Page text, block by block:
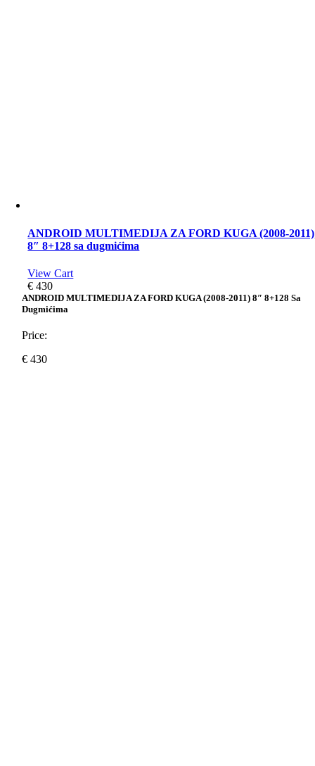
ANDROID MULTIMEDIJA ZA FORD KUGA (2008-2011)
8″ 8+128 sa dugmićima
View Cart
€ 430
ANDROID MULTIMEDIJA ZA FORD KUGA (2008-2011) 8″ 8+128 Sa
Dugmićima
Price:
€ 430